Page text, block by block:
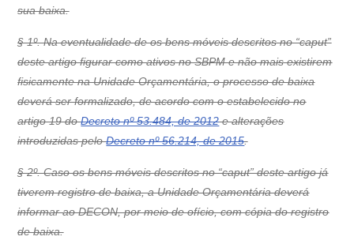
sua baixa.
§ 1º. Na eventualidade de os bens móveis descritos no “caput”
deste artigo figurar como ativos no SBPM e não mais existirem
fisicamente na Unidade Orçamentária, o processo de baixa
deverá ser formalizado, de acordo com o estabelecido no
artigo 19 doDecreto nº 53.484, de 2012e alterações
introduzidas peloDecreto nº 56.214, de 2015.
§ 2º. Caso os bens móveis descritos no “caput” deste artigo já
tiverem registro de baixa, a Unidade Orçamentária deverá
informar ao DECON, por meio de ofício, com cópia do registro
de baixa.